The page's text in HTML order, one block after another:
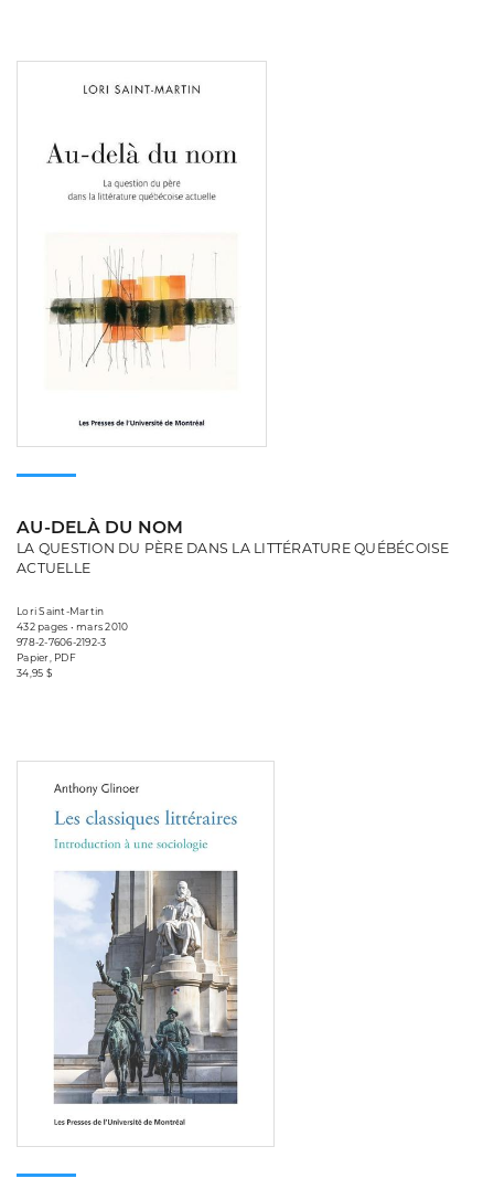
AU-DELÀ DU NOM
LA QUESTION DU PÈRE DANS LA LITTÉRATURE QUÉBÉCOISE
ACTUELLE
Lori Saint-Martin
432 pages • mars 2010
978-2-7606-2192-3
Papier, PDF
34,95 $